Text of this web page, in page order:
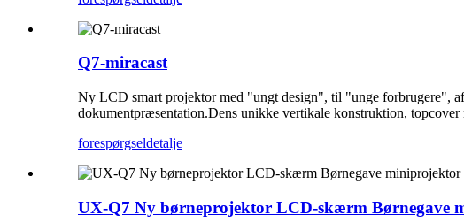
Q7-miracast
Ny LCD smart projektor med "ungt design", til "unge forbrugere",
dokumentpræsentation.Dens unikke vertikale konstruktion,
forespørgseldetalje
UX-Q7 Ny børneprojektor LCD-skærm Børnegave